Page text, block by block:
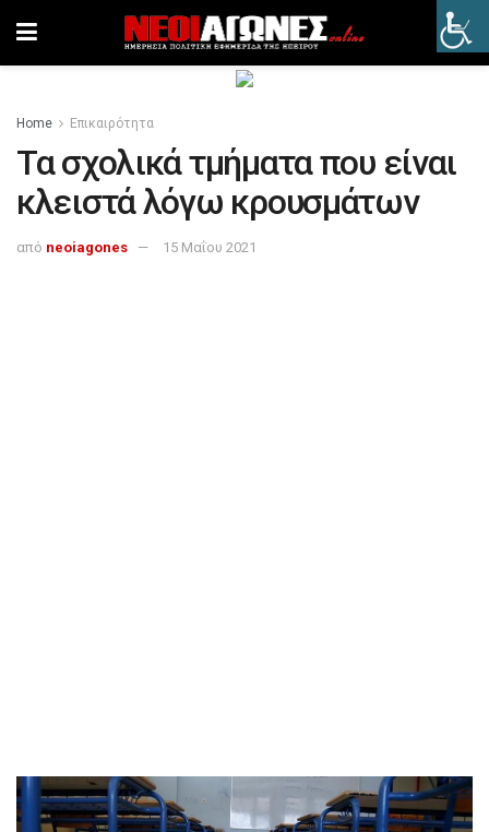
Home Επικαιρότητα
Τα σχολικά τμήματα που είναι
κλειστά λόγω κρουσμάτων
από neoiagones 15 Μαΐου 2021